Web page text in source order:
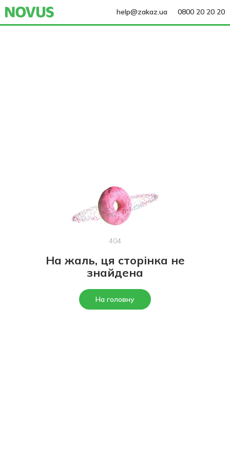
help@zakaz.ua 0800 20 20 20
404
На жаль, ця сторінка не
знайдена
На головну